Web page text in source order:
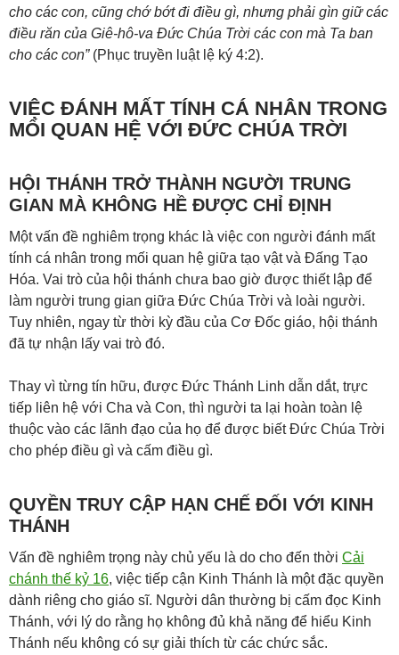
cho các con, cũng chớ bớt đi điều gì, nhưng phải gìn giữ các
điều răn của Giê-hô-va Đức Chúa Trời các con mà Ta ban
cho các con”(Phục truyền luật lệ ký 4:2).
VIỆC ĐÁNH MẤT TÍNH CÁ NHÂN TRONG
MỐI QUAN HỆ VỚI ĐỨC CHÚA TRỜI
HỘI THÁNH TRỞ THÀNH NGƯỜI TRUNG
GIAN MÀ KHÔNG HỀ ĐƯỢC CHỈ ĐỊNH
Một vấn đề nghiêm trọng khác là việc con người đánh mất
tính cá nhân trong mối quan hệ giữa tạo vật và Đấng Tạo
Hóa. Vai trò của hội thánh chưa bao giờ được thiết lập để
làm người trung gian giữa Đức Chúa Trời và loài người.
Tuy nhiên, ngay từ thời kỳ đầu của Cơ Đốc giáo, hội thánh
đã tự nhận lấy vai trò đó.
Thay vì từng tín hữu, được Đức Thánh Linh dẫn dắt, trực
tiếp liên hệ với Cha và Con, thì người ta lại hoàn toàn lệ
thuộc vào các lãnh đạo của họ để được biết Đức Chúa Trời
cho phép điều gì và cấm điều gì.
QUYỀN TRUY CẬP HẠN CHẾ ĐỐI VỚI KINH
THÁNH
Vấn đề nghiêm trọng này chủ yếu là do cho đến thời Cải
chánh thế kỷ 16, việc tiếp cận Kinh Thánh là một đặc quyền
dành riêng cho giáo sĩ. Người dân thường bị cấm đọc Kinh
Thánh, với lý do rằng họ không đủ khả năng để hiểu Kinh
Thánh nếu không có sự giải thích từ các chức sắc.